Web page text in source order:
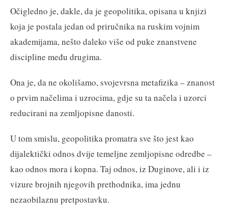
Očigledno je, dakle, da je geopolitika, opisana u knjizi
koja je postala jedan od priručnika na ruskim vojnim
akademijama, nešto daleko više od puke znanstvene
discipline među drugima.
Ona je, da ne okolišamo, svojevrsna metafizika – znanost
o prvim načelima i uzrocima, gdje su ta načela i uzorci
reducirani na zemljopisne danosti.
U tom smislu, geopolitika promatra sve što jest kao
dijalektički odnos dvije temeljne zemljopisne odredbe –
kao odnos mora i kopna. Taj odnos, iz Duginove, ali i iz
vizure brojnih njegovih prethodnika, ima jednu
nezaobilaznu pretpostavku.